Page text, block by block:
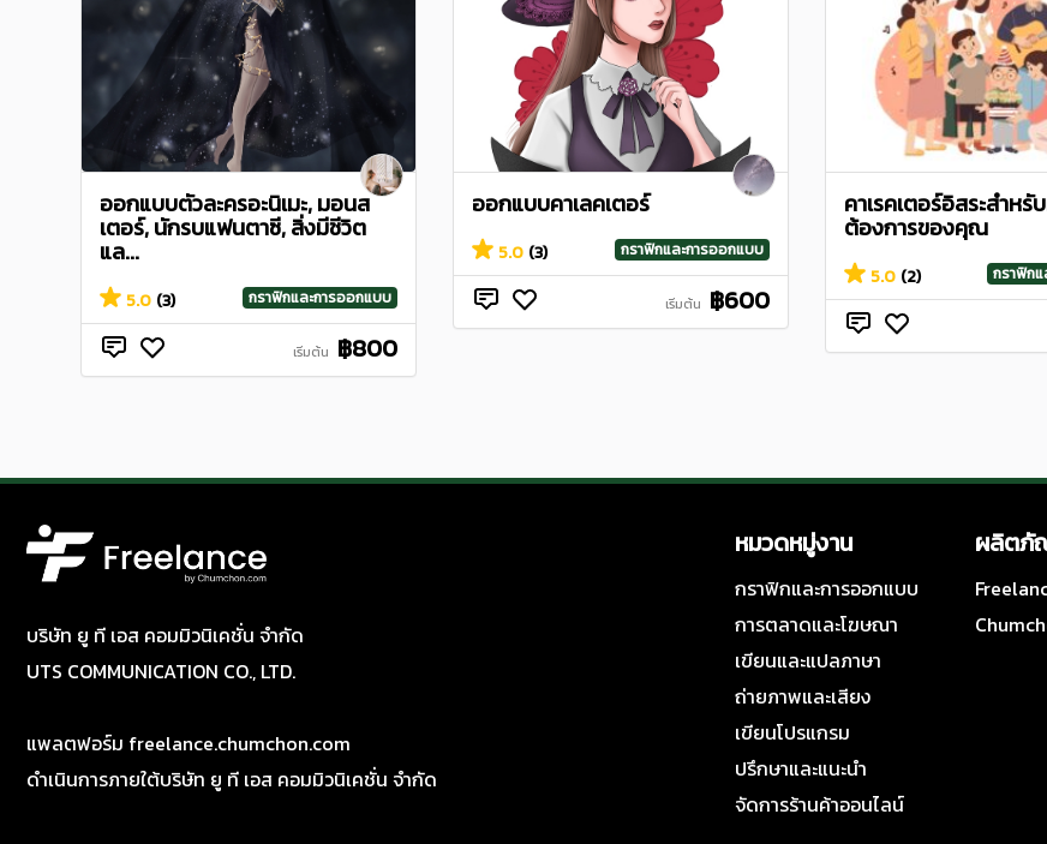
ออกแบบตัวละครอะนิเมะ, มอนส
เตอร์, นักรบแฟนตาซี, สิ่งมีชีวิต
แล...
5.0 (3) กราฟิกและการออกแบบ
เริ่มต้น ฿800
ออกแบบคาเลคเตอร์
5.0 (3) กราฟิกและการออกแบบ
เริ่มต้น ฿600
คาเรคเตอร์อิสระสําหรั
ต้องการของคุณ
5.0 (2) กราฟิก
บริษัท ยู ที เอส คอมมิวนิเคชั่น จำกัด
UTS COMMUNICATION CO., LTD.
แพลตฟอร์ม freelance.chumchon.com
ดำเนินการภายใต้บริษัท ยู ที เอส คอมมิวนิเคชั่น จำกัด
หมวดหมู่งาน
กราฟิกและการออกแบบ
การตลาดและโฆษณา
เขียนและแปลภาษา
ถ่ายภาพและเสียง
เขียนโปรแกรม
ปรึกษาและแนะนำ
จัดการร้านค้าออนไลน์
ผลิตภั